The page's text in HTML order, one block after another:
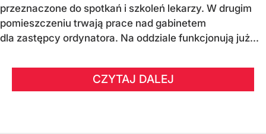
przeznaczone do spotkań i szkoleń lekarzy. W drugim
pomieszczeniu trwają prace nad gabinetem
dla zastępcy ordynatora. Na oddziale funkcjonują już...
CZYTAJ DALEJ